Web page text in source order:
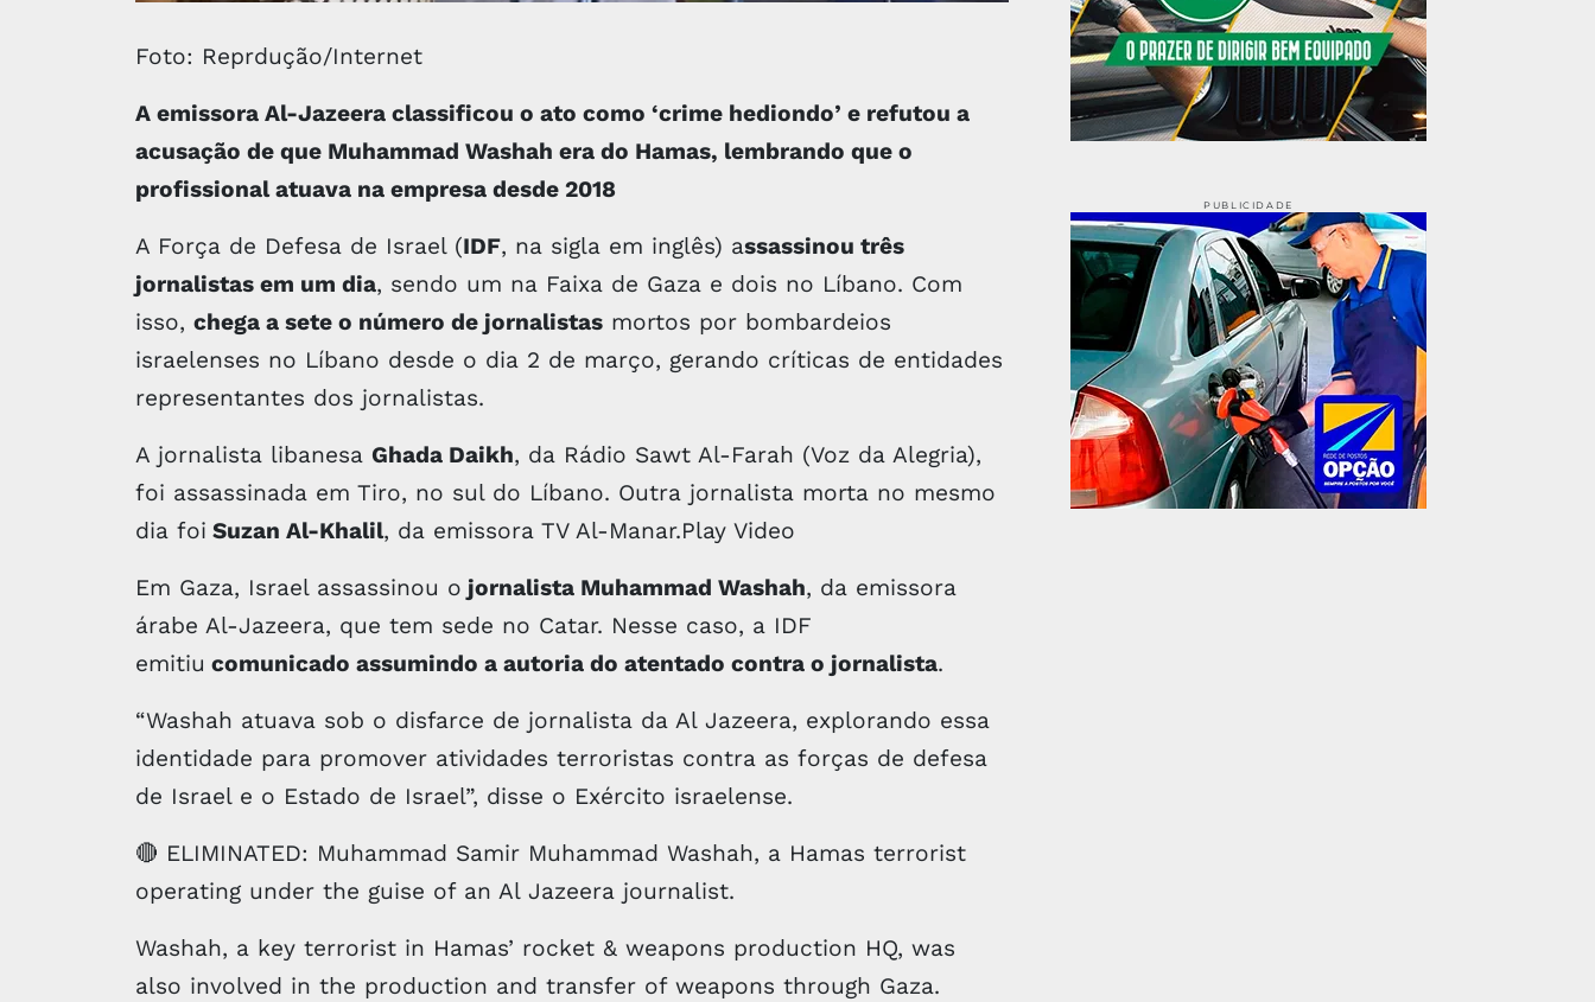
Foto: Reprdução/Internet
A emissora Al-Jazeera classificou o ato como ‘crime hediondo’ e refutou a
acusação de que Muhammad Washah era do Hamas, lembrando que o
profissional atuava na empresa desde 2018
A Força de Defesa de Israel (IDF, na sigla em inglês) assassinou três
jornalistas em um dia, sendo um na Faixa de Gaza e dois no Líbano. Com
isso, chega a sete o número de jornalistas mortos por bombardeios
israelenses no Líbano desde o dia 2 de março, gerando críticas de entidades
representantes dos jornalistas.
A jornalista libanesa Ghada Daikh, da Rádio Sawt Al-Farah (Voz da Alegria),
foi assassinada em Tiro, no sul do Líbano. Outra jornalista morta no mesmo
dia foi Suzan Al-Khalil, da emissora TV Al-Manar.Play Video
Em Gaza, Israel assassinou o jornalista Muhammad Washah, da emissora
árabe Al-Jazeera, que tem sede no Catar. Nesse caso, a IDF
emitiu comunicado assumindo a autoria do atentado contra o jornalista.
“Washah atuava sob o disfarce de jornalista da Al Jazeera, explorando essa
identidade para promover atividades terroristas contra as forças de defesa
de Israel e o Estado de Israel”, disse o Exército israelense.
🔴 ELIMINATED: Muhammad Samir Muhammad Washah, a Hamas terrorist
operating under the guise of an Al Jazeera journalist.
Washah, a key terrorist in Hamas’ rocket & weapons production HQ, was
also involved in the production and transfer of weapons through Gaza.
PUBLICIDADE